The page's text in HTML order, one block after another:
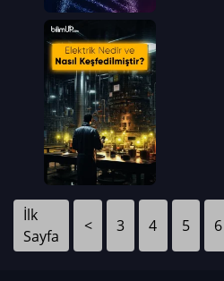
İlk
Sayfa
< 3 4 5 6